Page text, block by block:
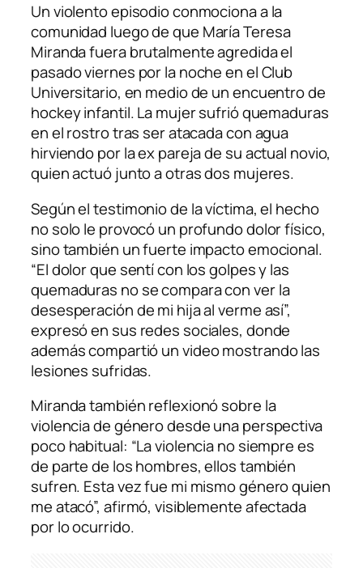
Un violento episodio conmociona a la
comunidad luego de que María Teresa
Miranda fuera brutalmente agredida el
pasado viernes por la noche en el Club
Universitario, en medio de un encuentro de
hockey infantil. La mujer sufrió quemaduras
en el rostro tras ser atacada con agua
hirviendo por la ex pareja de su actual novio,
quien actuó junto a otras dos mujeres.
Según el testimonio de la víctima, el hecho
no solo le provocó un profundo dolor físico,
sino también un fuerte impacto emocional.
“El dolor que sentí con los golpes y las
quemaduras no se compara con ver la
desesperación de mi hija al verme así”,
expresó en sus redes sociales, donde
además compartió un video mostrando las
lesiones sufridas.
Miranda también reflexionó sobre la
violencia de género desde una perspectiva
poco habitual: “La violencia no siempre es
de parte de los hombres, ellos también
sufren. Esta vez fue mi mismo género quien
me atacó”, afirmó, visiblemente afectada
por lo ocurrido.